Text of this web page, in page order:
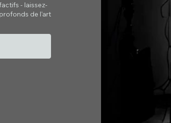
- laissez-
de l'art